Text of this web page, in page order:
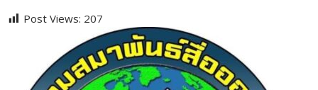
e
o
itt
er
d
di
t
e g
g
er
m
bl
r
er
e
st
y
Li
Post Views: 207